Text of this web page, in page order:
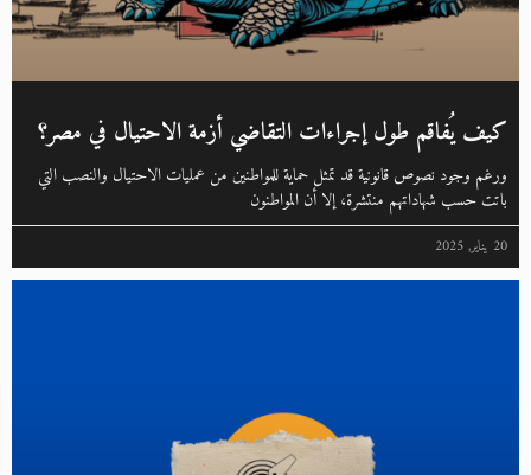
كيف يُفاقم طول إجراءات التقاضي أزمة الاحتيال في مصر؟
ورغم وجود نصوص قانونية قد تمثل حماية للمواطنين من عمليات الاحتيال والنصب التي
باتت حسب شهاداتهم منتشرة، إلا أن المواطنون
20 يناير, 2025